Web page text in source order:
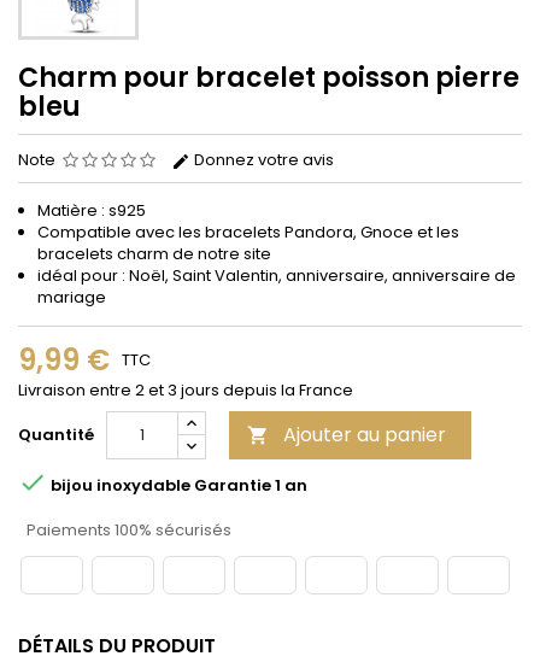
Charm pour bracelet poisson pierre
bleu
Note Donnez votre avis
Matière : s925
Compatible avec les bracelets Pandora, Gnoce et les
bracelets charm de notre site
idéal pour : Noël, Saint Valentin, anniversaire, anniversaire de
mariage
9,99 € TTC
Livraison entre 2 et 3 jours depuis la France
Quantité
 Ajouter au panier
 bijou inoxydable Garantie 1 an
Paiements 100% sécurisés
DÉTAILS DU PRODUIT